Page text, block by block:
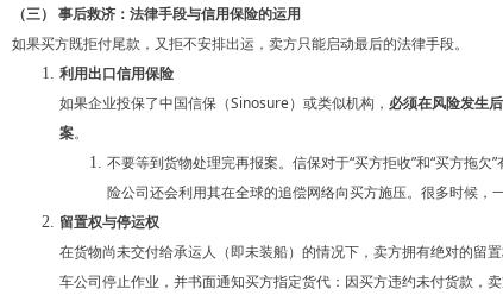
（三） 事后救济：法律手段与信用保险的运用
如果买方既拒付尾款，又拒不安排出运，卖方只能启动最后的法律手段。
利用出口信用保险
如果企业投保了中国信保（Sinosure）或类似机构， 必须在风险发生
案。
不要等到货物处理完再报案。信保对于“买方拒收”和“买方拖
险公司还会利用其在全球的追偿网络向买方施压。很多时候，
留置权与停运权
在货物尚未交付给承运人（即未装船）的情况下，卖方拥有绝对的留
车公司停止作业，并书面通知买方指定货代：因买方违约未付货款，